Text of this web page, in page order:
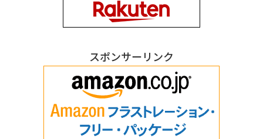
スポンサーリンク